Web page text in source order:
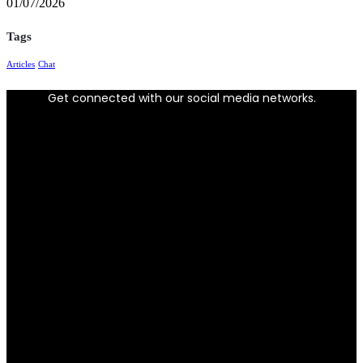
01/07/2026
Tags
Articles Chat
Get connected with our social media networks.